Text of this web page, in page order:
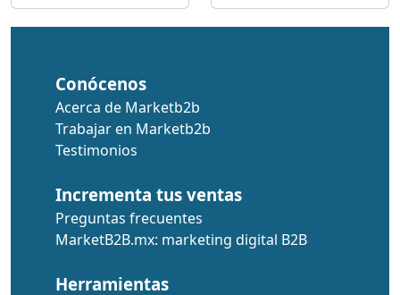
Conócenos
Acerca de Marketb2b
Trabajar en Marketb2b
Testimonios
Incrementa tus ventas
Preguntas frecuentes
MarketB2B.mx: marketing digital B2B
Herramientas